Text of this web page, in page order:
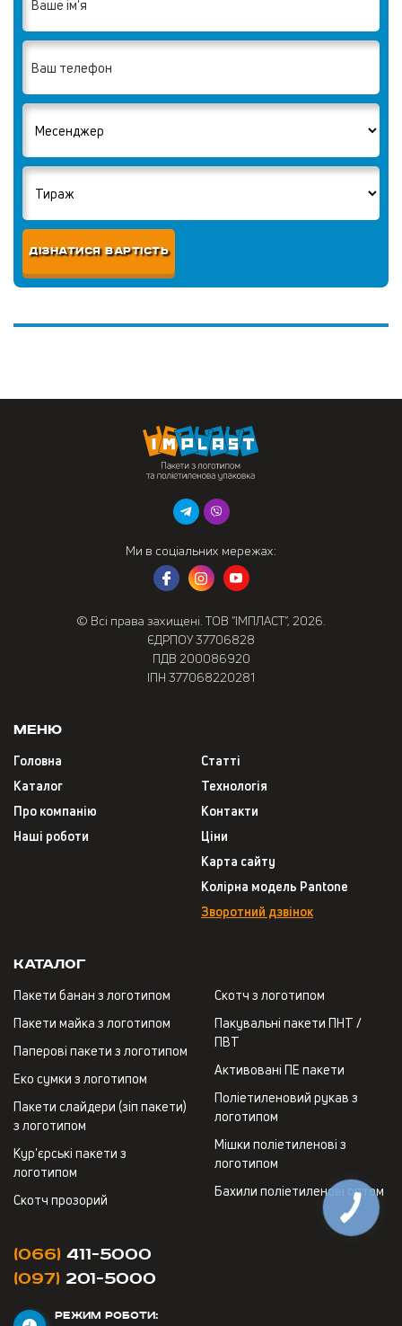
ДІЗНАТИСЯ ВАРТІСТЬ
Ми в соціальних мережах:
© Всі права захищені. ТОВ “ІМПЛАСТ”, 2026.
ЄДРПОУ 37706828
ПДВ 200086920
ІПН 377068220281
Меню
Головна
Каталог
Про компанію
Наші роботи
Статті
Технологія
Контакти
Ціни
Карта сайту
Колірна модель Pantone
Зворотний дзвінок
Каталог
Пакети банан з логотипом
Пакети майка з логотипом
Паперові пакети з логотипом
Еко сумки з логотипом
Пакети слайдери (зіп пакети)
з логотипом
Кур'єрські пакети з
логотипом
Скотч прозорий
Скотч з логотипом
Пакувальні пакети ПНТ /
ПВТ
Активовані ПЕ пакети
Поліетиленовий рукав з
логотипом
Мішки поліетиленові з
логотипом
Бахили поліетиленові оптом
(066) 411-5000
(097) 201-5000
РЕЖИМ РОБОТИ: